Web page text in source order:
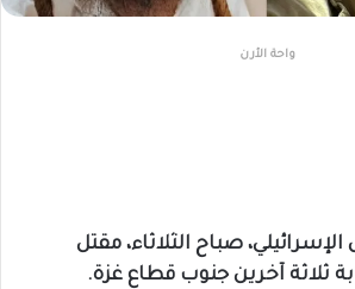
واحة الأرن
صباح الثلاثاء، مقتل
ثلاثة آخرين جنوب قطاع غزة.